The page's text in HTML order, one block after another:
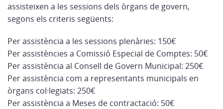
assisteixen a les sessions dels òrgans de govern,
segons els criteris següents:
Per assistència a les sessions plenàries: 150€
Per assistències a Comissió Especial de Comptes: 50€
Per assistència al Consell de Govern Municipal: 250€
Per assistència com a representants municipals en
òrgans col·legiats: 250€
Per assistència a Meses de contractació: 50€